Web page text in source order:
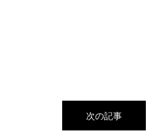
次の記事